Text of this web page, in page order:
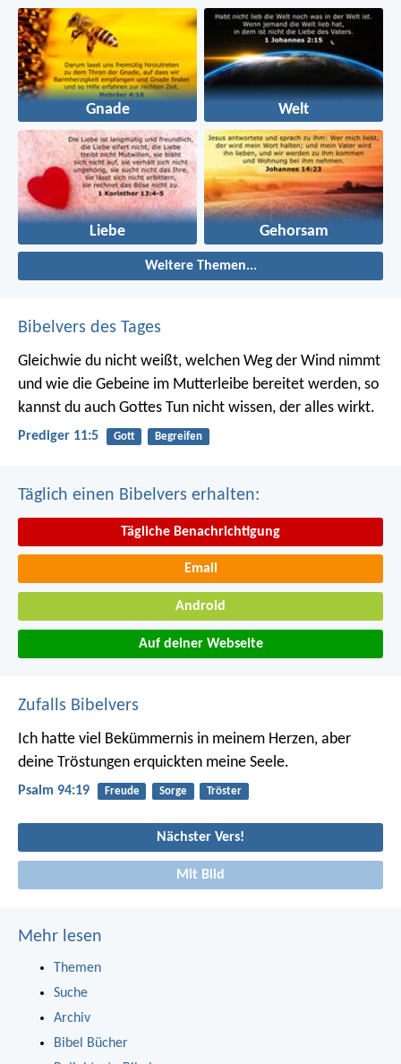
Gnade Welt
Liebe Gehorsam
Weitere Themen...
Bibelvers des Tages
Gleichwie du nicht weißt, welchen Weg der Wind nimmt
und wie die Gebeine im Mutterleibe bereitet werden, so
kannst du auch Gottes Tun nicht wissen, der alles wirkt.
Prediger 11:5 Gott Begreifen
Täglich einen Bibelvers erhalten:
Tägliche Benachrichtigung
Email
Android
Auf deiner Webseite
Zufalls Bibelvers
Ich hatte viel Bekümmernis in meinem Herzen, aber
deine Tröstungen erquickten meine Seele.
Psalm 94:19 Freude Sorge Tröster
Nächster Vers!
Mit Bild
Mehr lesen
Themen
Suche
Archiv
Bibel Bücher